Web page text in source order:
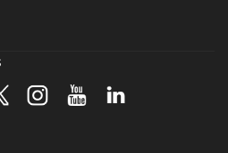
robótica FIRST 2026! (video)